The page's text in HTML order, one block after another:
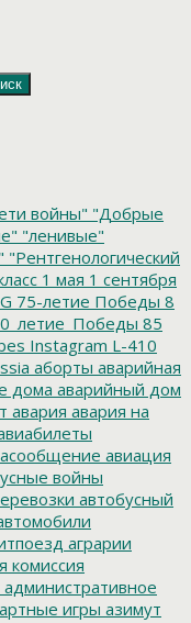
войны" "Добрые
"ленивые"
"Рентгенологический
1 мая 1 сентября
75-летие Победы 8
85
Instagram L-410
аборты аварийная
дома аварийный дом
авария авария на
авиация
войны
автобусный
аграрии
комиссия
административное
игры азимут